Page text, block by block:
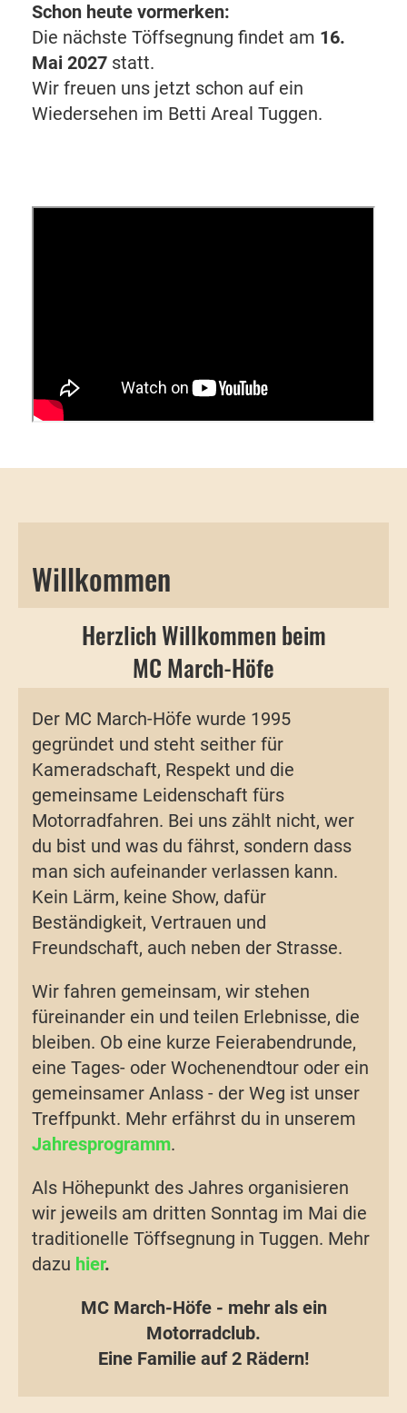
Schon heute vormerken:
Die nächste Töffsegnung findet am 16.
Mai 2027 statt.
Wir freuen uns jetzt schon auf ein
Wiedersehen im Betti Areal Tuggen.
Willkommen
Herzlich Willkommen beim
MC March-Höfe
Der MC March-Höfe wurde 1995
gegründet und steht seither für
Kameradschaft, Respekt und die
gemeinsame Leidenschaft fürs
Motorradfahren. Bei uns zählt nicht, wer
du bist und was du fährst, sondern dass
man sich aufeinander verlassen kann.
Kein Lärm, keine Show, dafür
Beständigkeit, Vertrauen und
Freundschaft, auch neben der Strasse.
Wir fahren gemeinsam, wir stehen
füreinander ein und teilen Erlebnisse, die
bleiben. Ob eine kurze Feierabendrunde,
eine Tages- oder Wochenendtour oder ein
gemeinsamer Anlass - der Weg ist unser
Treffpunkt. Mehr erfährst du in unserem
Jahresprogramm.
Als Höhepunkt des Jahres organisieren
wir jeweils am dritten Sonntag im Mai die
traditionelle Töffsegnung in Tuggen. Mehr
dazu hier.
MC March-Höfe - mehr als ein
Motorradclub.
Eine Familie auf 2 Rädern!